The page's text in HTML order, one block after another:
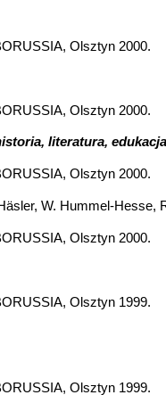
Olsztyn 2000.
Olsztyn 2000.
literatura, edukacja
Olsztyn 2000.
W. Hummel-
Olsztyn 2000.
Olsztyn 1999.
Olsztyn 1999.